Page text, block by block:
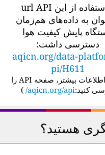
با استفاده از این url API
به داده‌های هم‌زمان
پایش کیفیت هوا
دسترسی داشت:
aqicn.org/data-
pi/H611
برای اطلاعات بیشتر، صفحه API را
کنید:aqicn.org/api/
)
هستید؟